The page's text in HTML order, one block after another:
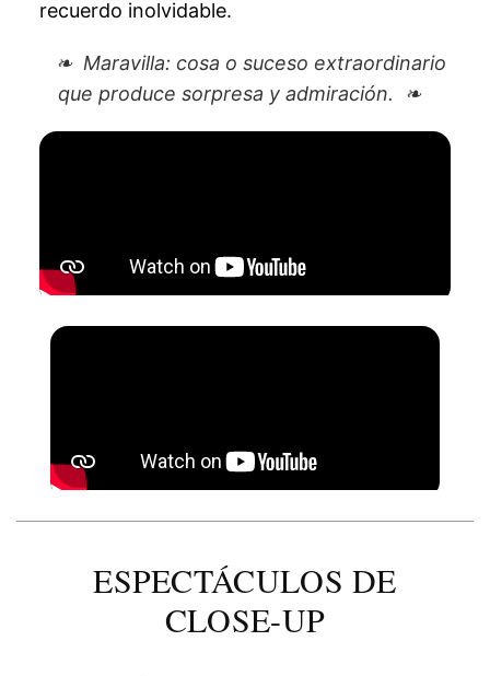
recuerdo inolvidable.
Maravilla: cosa o suceso extraordinario
que produce sorpresa y admiración.
ESPECTÁCULOS DE
CLOSE-UP